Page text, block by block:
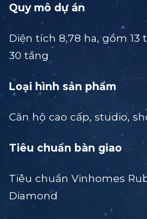
Quy mô dự án
Diện tích 8,78 ha, gồm 13
30 tầng
Loại hình sản phẩm
Căn hộ cao cấp, studio,
Tiêu chuẩn bàn giao
Tiêu chuẩn Vinhomes
Diamond